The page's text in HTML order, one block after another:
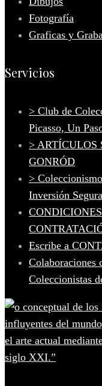
Fotografía
Graficas y
Servicios
> Club de
Picasso, Un
> ARTÍCULOS
GONRÓD
>
Inversión
Escribe a
Colaboraciones
Coleccionistas